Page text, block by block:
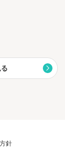
針